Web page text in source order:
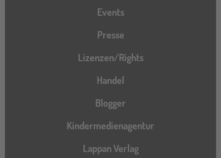
Events
Presse
Lizenzen/Rights
Handel
Blogger
Kindermedienagentur
Lappan Verlag